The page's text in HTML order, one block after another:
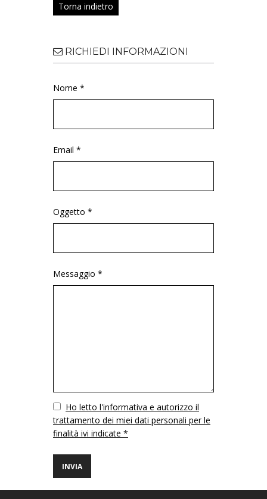
Torna indietro
RICHIEDI INFORMAZIONI
Nome *
Email *
Oggetto *
Messaggio *
VuotoHo letto l'informativa e autorizzo il
trattamento dei miei dati personali per le
finalità ivi indicate *